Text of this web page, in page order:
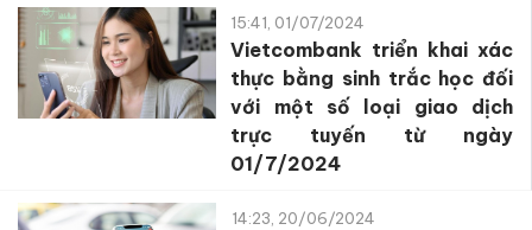
15:41, 01/07/2024
Vietcombank triển khai xác
thực bằng sinh trắc học đối
với một số loại giao dịch
trực tuyến từ ngày
01/7/2024
14:23, 20/06/2024